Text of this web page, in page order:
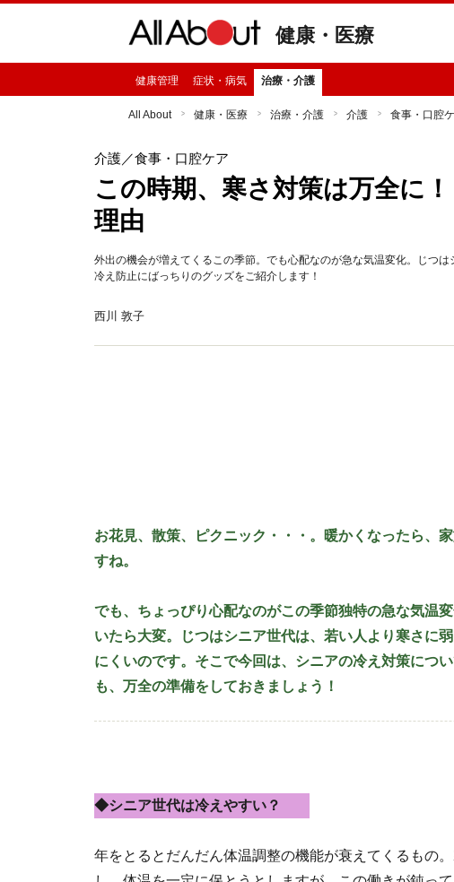
健康・医療
健康管理 症状・病気 治療・介護
All About 健康・医療 治療・介護 介護 食事・口腔
介護／食事・口腔ケア
この時期、寒さ対策は万全に
理由
外出の機会が増えてくるこの季節。でも心配なのが急な気温変化。じつ
冷え防止にばっちりのグッズをご紹介します！
西川 敦子
お花見、散策、ピクニック・・・。暖かくなったら、
すね。
でも、ちょっぴり心配なのがこの季節独特の急な気温
いたら大変。じつはシニア世代は、若い人より寒さに
にくいのです。そこで今回は、シニアの冷え対策につ
も、万全の準備をしておきましょう！
◆シニア世代は冷えやすい？
年をとるとだんだん体温調整の機能が衰えてくるもの